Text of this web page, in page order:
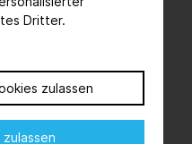
Dritter.
zulassen
der
bis 14. Juni 2024
56 Nationen 106.001
dem Frankfurter
und innovative
und